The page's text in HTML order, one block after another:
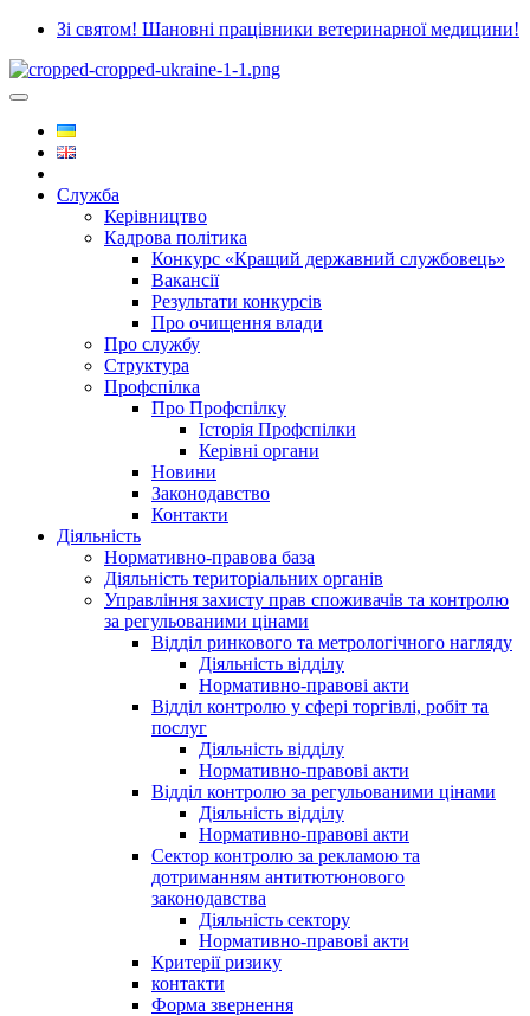
Зі святом! Шановні працівники ветеринарної медицини!
Служба
Керівництво
Кадрова політика
Конкурс «Кращий державний службовець»
Вакансії
Результати конкурсів
Про очищення влади
Про службу
Структура
Профспілка
Про Профспілку
Історія Профспілки
Керівні органи
Новини
Законодавство
Контакти
Діяльність
Нормативно-правова база
Діяльність територіальних органів
Управління захисту прав споживачів та контролю
за регульованими цінами
Відділ ринкового та метрологічного нагляду
Діяльність відділу
Нормативно-правові акти
Відділ контролю у сфері торгівлі, робіт та
послуг
Діяльність відділу
Нормативно-правові акти
Відділ контролю за регульованими цінами
Діяльність відділу
Нормативно-правові акти
Сектор контролю за рекламою та
дотриманням антитютюнового
законодавства
Діяльність сектору
Нормативно-правові акти
Критерії ризику
контакти
Форма звернення